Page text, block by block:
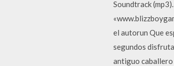
Soundtrack
el autorun Que
segundos
antiguo caballero